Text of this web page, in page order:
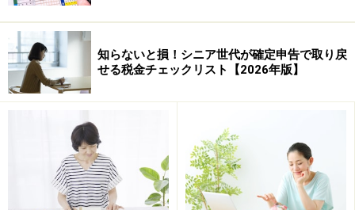
5年を経過するまでは領収書等の保存が必
なお、医療費控除の明細書の記載内容を確認するため、
確定申告期限の翌日から起算して5年を経過する日まで
の間、医療費の領収書（医療費通知を添付したものを除
知らないと損！シニア世代が確定申告で取り戻
せる税金チェックリスト【2026年版】